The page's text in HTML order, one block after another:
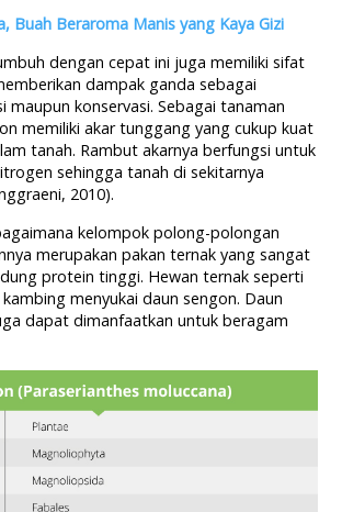
Buah Beraroma Manis yang Kaya Gizi
dengan cepat ini juga memiliki sifat
dampak ganda sebagai
maupun konservasi. Sebagai tanaman
memiliki akar tunggang yang cukup kuat
tanah. Rambut akarnya berfungsi untuk
sehingga tanah di sekitarnya
2010).
kelompok polong-polongan
merupakan pakan ternak yang sangat
protein tinggi. Hewan ternak seperti
menyukai daun sengon. Daun
dapat dimanfaatkan untuk beragam